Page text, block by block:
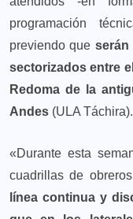
programación
previendo que serán
sectorizados entre
Redoma de la
Andes (ULA Táchira).
«Durante esta
cuadrillas de
línea continua y